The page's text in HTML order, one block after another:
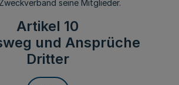
seine Mitglieder.
Artikel 10
und Ansprüche
Dritter